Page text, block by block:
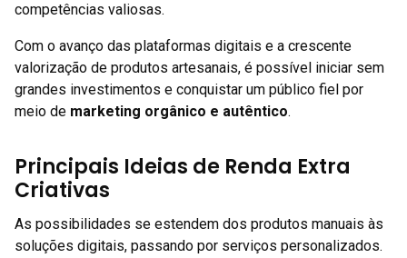
competências valiosas.
Com o avanço das plataformas digitais e a crescente
valorização de produtos artesanais, é possível iniciar sem
grandes investimentos e conquistar um público fiel por
meio de marketing orgânico e autêntico.
Principais Ideias de Renda Extra
Criativas
As possibilidades se estendem dos produtos manuais às
soluções digitais, passando por serviços personalizados.